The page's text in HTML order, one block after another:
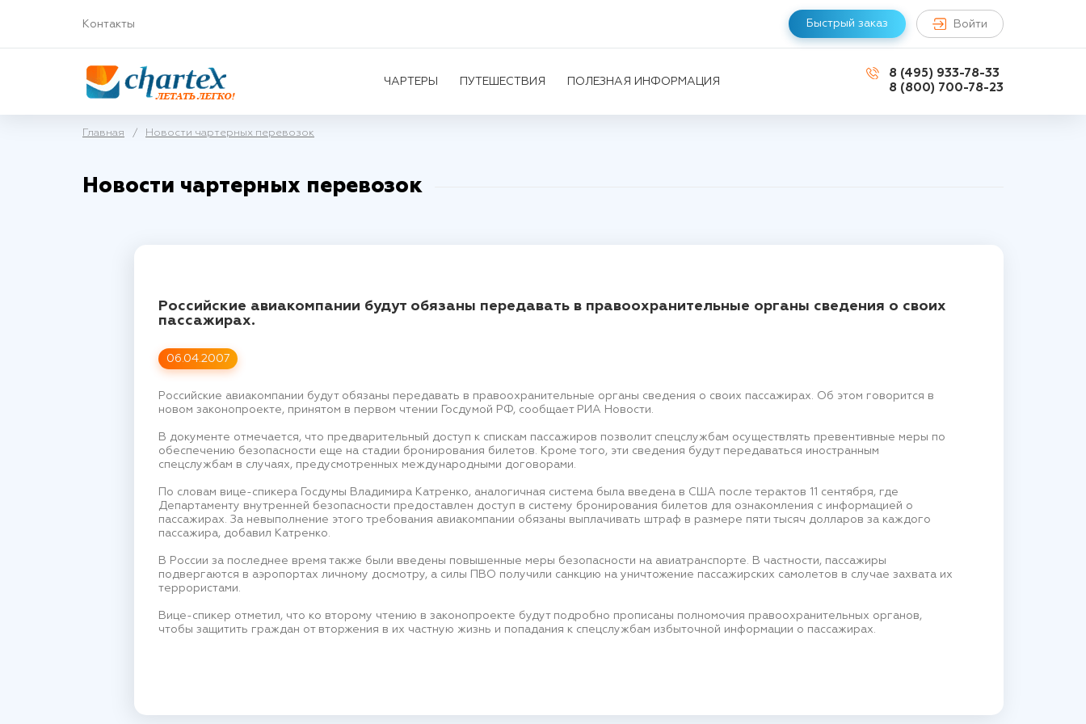
Контакты Быстрый заказ Войти
ЧАРТЕРЫ ПУТЕШЕСТВИЯ ПОЛЕЗНАЯ ИНФОРМАЦИЯ
8 (495) 933-78-33
8 (800) 700-78-23
Главная / Новости чартерных перевозок
Новости чартерных перевозок
06.04.2007
Российские авиакомпании будут обязаны передавать в правоохранительные органы сведения о своих
пассажирах.
Российские авиакомпании будут обязаны передавать в правоохранительные органы сведения о своих пассажирах. Об этом говорится в
новом законопроекте, принятом в первом чтении Госдумой РФ, сообщает РИА Новости.
В документе отмечается, что предварительный доступ к спискам пассажиров позволит спецслужбам осуществлять превентивные меры по
обеспечению безопасности еще на стадии бронирования билетов. Кроме того, эти сведения будут передаваться иностранным
спецслужбам в случаях, предусмотренных международными договорами.
По словам вице-спикера Госдумы Владимира Катренко, аналогичная система была введена в США после терактов 11 сентября, где
Департаменту внутренней безопасности предоставлен доступ в систему бронирования билетов для ознакомления с информацией о
пассажирах. За невыполнение этого требования авиакомпании обязаны выплачивать штраф в размере пяти тысяч долларов за каждого
пассажира, добавил Катренко.
В России за последнее время также были введены повышенные меры безопасности на авиатранспорте. В частности, пассажиры
подвергаются в аэропортах личному досмотру, а силы ПВО получили санкцию на уничтожение пассажирских самолетов в случае захвата их
террористами.
Вице-спикер отметил, что ко второму чтению в законопроекте будут подробно прописаны полномочия правоохранительных органов,
чтобы защитить граждан от вторжения в их частную жизнь и попадания к спецслужбам избыточной информации о пассажирах.